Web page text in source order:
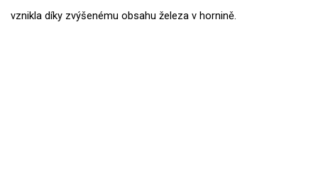
vznikla díky zvýšenému obsahu železa v hornině.